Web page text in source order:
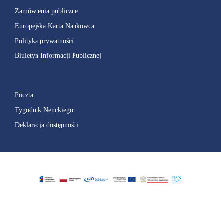
Zamówienia publiczne
Europejska Karta Naukowca
Polityka prywatności
Biuletyn Informacji Publicznej
Poczta
Tygodnik Nenckiego
Deklaracja dostępności